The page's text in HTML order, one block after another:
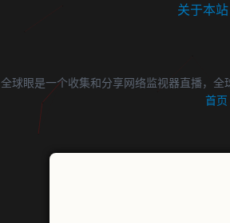
关于本站
全球眼是一个收集和分享网络监视器直播，
首页